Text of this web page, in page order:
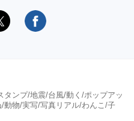
ンプ/地震/台風/動く/ポップアッ
動物/実写/写真リアル/わんこ/子